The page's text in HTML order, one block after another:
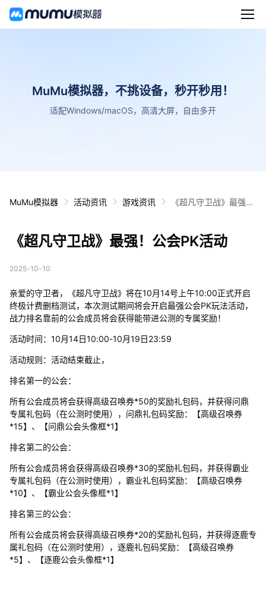
MuMu模拟器，不挑设备，秒开秒用！
适配Windows/macOS，高清大屏，自由多开
MuMu模拟器 活动资讯 游戏资讯
《超凡守卫战》最强！
《超凡守卫战》最强！公会PK活动
2025-10-10
亲爱的守卫者，《超凡守卫战》将在10月14号上午10:00正式开启
终极计费删档测试，本次测试期间将会开启最强公会PK玩法活动，
战力排名靠前的公会成员将会获得能带进公测的专属奖励！
活动时间：10月14日10:00-10月19日23:59
活动规则：活动结束截止，
排名第一的公会：
所有公会成员将会获得高级召唤券*50的奖励礼包码，并获得问鼎
专属礼包码（在公测时使用），问鼎礼包码奖励：【高级召唤券
*15】、【问鼎公会头像框*1】
排名第二的公会：
所有公会成员将会获得高级召唤券*30的奖励礼包码，并获得霸业
专属礼包码（在公测时使用），霸业礼包码奖励：【高级召唤券
*10】、【霸业公会头像框*1】
排名第三的公会：
所有公会成员将会获得高级召唤券*20的奖励礼包码，并获得逐鹿专
属礼包码（在公测时使用），逐鹿礼包码奖励：【高级召唤券
*5】、【逐鹿公会头像框*1】